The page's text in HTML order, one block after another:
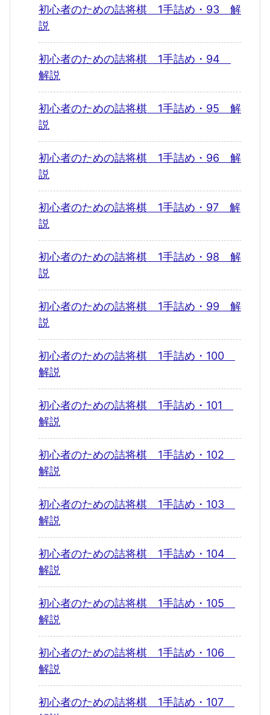
初心者のための詰将棋 1手詰め・93 解
説
初心者のための詰将棋 1手詰め・94
解説
初心者のための詰将棋 1手詰め・95 解
説
初心者のための詰将棋 1手詰め・96 解
説
初心者のための詰将棋 1手詰め・97 解
説
初心者のための詰将棋 1手詰め・98 解
説
初心者のための詰将棋 1手詰め・99 解
説
初心者のための詰将棋 1手詰め・100
解説
初心者のための詰将棋 1手詰め・101
解説
初心者のための詰将棋 1手詰め・102
解説
初心者のための詰将棋 1手詰め・103
解説
初心者のための詰将棋 1手詰め・104
解説
初心者のための詰将棋 1手詰め・105
解説
初心者のための詰将棋 1手詰め・106
解説
初心者のための詰将棋 1手詰め・107